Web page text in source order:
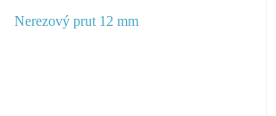
Nerezový prut 12 mm